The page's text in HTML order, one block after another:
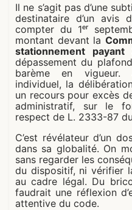
Il ne s’agit pas d’une
destinataire d’un
compter du 1ᵉʳ
montant devant la
stationnement payant
dépassement du
barème en vigueur.
individuel, la
un recours pour excès
administratif, sur le
respect de L. 2333-87
C’est révélateur d’un
dans sa globalité. On
sans regarder les
du dispositif, ni vérifier
au cadre légal. Du
faudrait une réflexion
attentive du code.